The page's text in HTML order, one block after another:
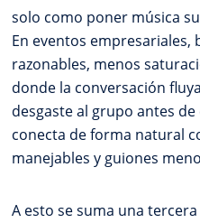
solo como poner música
En eventos
razonables, menos
donde la conversación
desgaste al grupo antes
conecta de forma natural
manejables y guiones
A esto se suma una